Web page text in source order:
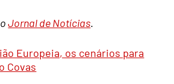
Jornal de Notícias.
Europeia, os cenários para
Covas